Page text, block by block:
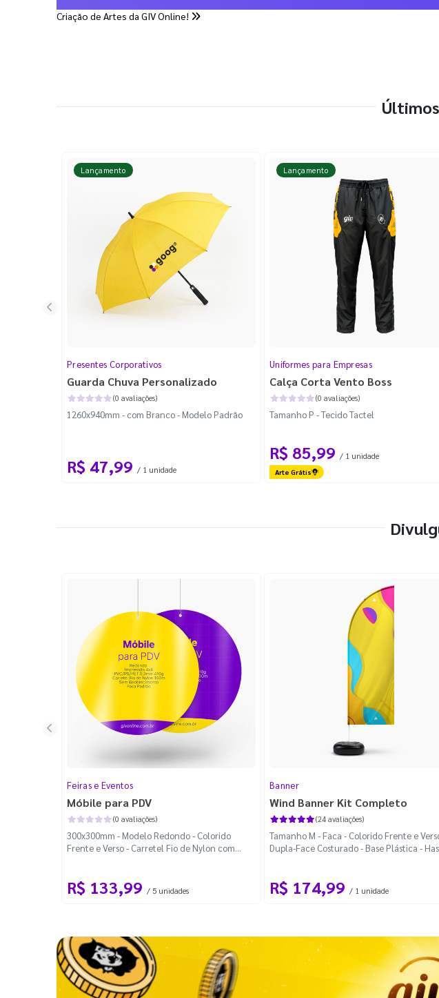
Criação de Artes da GIV Online!
Lançamento
Presentes Corporativos
Guarda Chuva Personalizado
(0 avaliações)
1260x940mm - com Branco - Modelo Padrão
R$ 47,99 / 1 unidade
Lançamento
Uniformes para Empresas
Calça Corta Vento Boss
(0 avaliações)
Tamanho P - Tecido Tactel
R$ 85,99 / 1 unidade
Arte Grátis
Feiras e Eventos
Móbile para PDV
(0 avaliações)
300x300mm - Modelo Redondo - Colorido
Frente e Verso - Carretel Fio de Nylon com
R$ 133,99 / 5 unidades
Banner
Wind Banner Kit Completo
(24 avaliações)
Tamanho M - Faca - Colorido Frente e
Dupla-Face Costurado - Base Plástica -
R$ 174,99 / 1 unidade